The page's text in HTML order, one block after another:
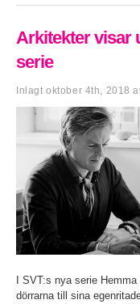
Arkitekter visar
serie
Inlagtoktober 4th, 2018
I SVT:s nya serie
dörrarna till sina